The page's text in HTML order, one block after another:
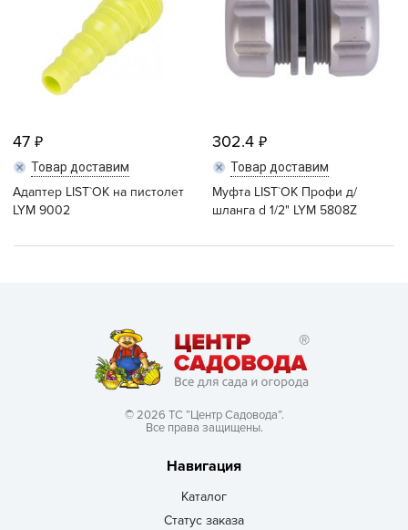
47
Товар доставим
Адаптер LIST`OK на пистолет
LYM 9002
302.4
Товар доставим
Муфта LIST`OK Профи д/
шланга d 1/2" LYM 5808Z
© 2026 ТС “Центр Садовода”.
Все права защищены.
Навигация
Каталог
Статус заказа